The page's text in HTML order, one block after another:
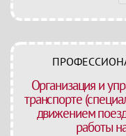
Организация и
транспорте
движением
работы